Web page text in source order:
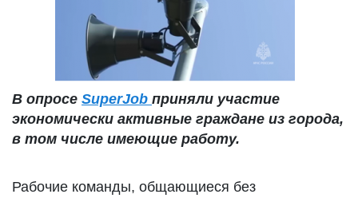
В опросе SuperJob приняли участие
экономически активные граждане из города,
в том числе имеющие работу.
Рабочие команды, общающиеся без